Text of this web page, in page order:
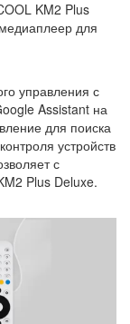
KM2 Plus
для
управления с
Assistant на
для поиска
устройств
с
Plus Deluxe.